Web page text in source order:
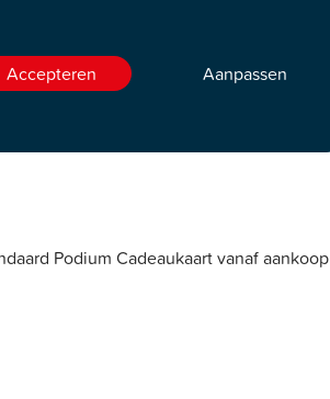
Podium Cadeaukaart vanaf aankoop
Accepteren Aanpassen